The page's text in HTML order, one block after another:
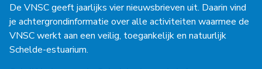
De VNSC geeft jaarlijks vier nieuwsbrieven uit. Daarin vind
je achtergrondinformatie over alle activiteiten waarmee de
VNSC werkt aan een veilig, toegankelijk en natuurlijk
Schelde-estuarium.